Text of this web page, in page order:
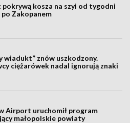
pokrywą kosza na szyi od tygodni
Zakopanem
wiadukt” znów uszkodzony.
ciężarówek nadal ignorują znaki
Airport uruchomił program
małopolskie powiaty